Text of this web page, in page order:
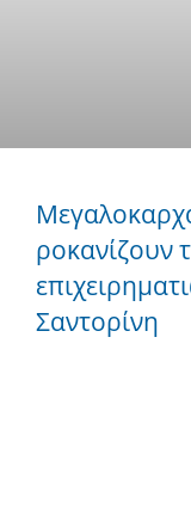
ροκανίζουν
Σαντορίνη